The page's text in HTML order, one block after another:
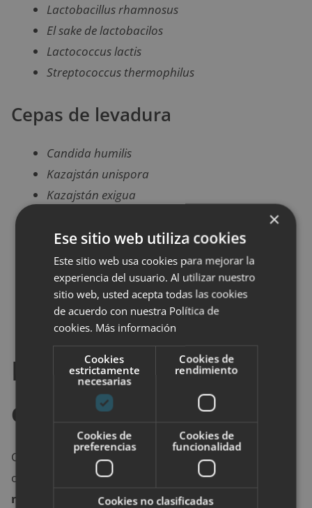
Lactobacillus rhamnosus
El sake de lactobacilos
Lactococcus lactis
Streptococcus thermophilus
Cepas de levadura
Candida humilis
Kazajstán unispora
Kazajstán exigua
Kluyveromyces lactis
Kluyveromyces marxianus
Saccharomyces cerevisiae
Saccharomyces martiniae
Saccharomyces unisporus
Kéfir vs Yogur: ¿cuál
es el mejor para ti?
Como ya hemos visto, ambos productos lácteos
ofrecen varios beneficios para la salud.
necesitas son más cepas probióticas
×
Ese sitio web utiliza cookies
Este sitio web usa cookies para mejorar la
experiencia del usuario. Al utilizar nuestro
sitio web, usted acepta todas las cookies
de acuerdo con nuestra Política de
cookies. Más información
Cookies
estrictamente
necesarias
Cookies de
rendimiento
Cookies de
preferencias
Cookies de
funcionalidad
Cookies no clasificadas